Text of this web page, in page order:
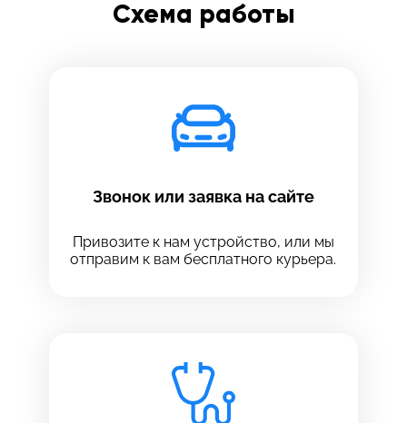
Схема работы
Звонок или заявка на сайте
Привозите к нам устройство, или мы
отправим к вам бесплатного курьера.
Выберите сервис